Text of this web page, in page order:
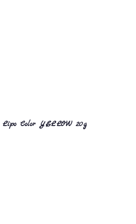
Lipo Color YELLOW 20g